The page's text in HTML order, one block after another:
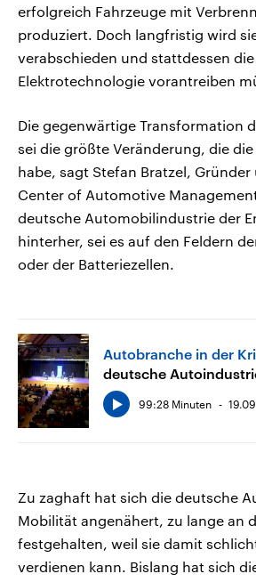
erfolgreich Fahrzeuge mit
produziert. Doch langfristig wird
verabschieden und stattdessen die
Elektrotechnologie vorantreiben
Die gegenwärtige Transformation
sei die größte Veränderung, die
habe, sagt Stefan Bratzel, Gründer
Center of Automotive
deutsche Automobilindustrie der
hinterher, sei es auf den Feldern
oder der Batteriezellen.
Autobranche in der
deutsche
99:28 Minuten
Zu zaghaft hat sich die deutsche
Mobilität angenähert, zu lange an
festgehalten, weil sie damit
verdienen kann. Bislang hat sich